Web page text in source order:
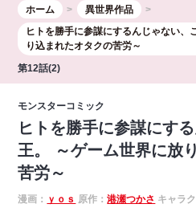
ホーム
異世界作品
ヒトを勝手に参謀にするんじゃない、
り込まれたオタクの苦労～
第12話(2)
モンスターコミック
ヒトを勝手に参謀にす
王。 ～ゲーム世界に放
苦労～
漫画： ｙｏｓ 原作：港瀬つかさ キャラ